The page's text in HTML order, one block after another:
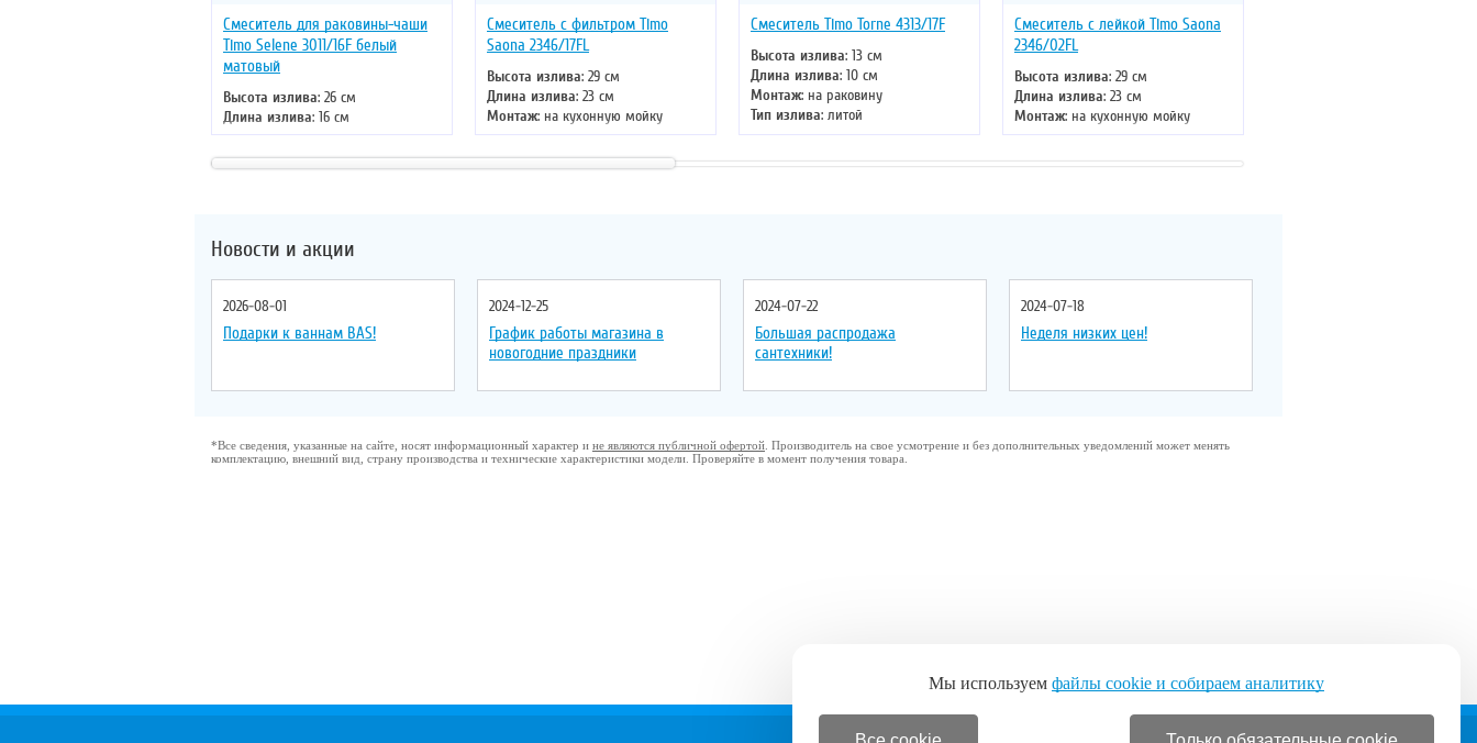
Смеситель для раковины-чаши
Timo Selene 3011/16F белый
матовый
Высота излива: 26 см
Длина излива: 16 см
Монтаж: на раковину
Тип излива: литой
Смеситель с фильтром Timo
Saona 2346/17FL
Высота излива: 29 см
Длина излива: 23 см
Монтаж: на кухонную мойку
Тип излива: поворотный
Управление: однорычажное
Цвет смесителя: золото
Смеситель Timo Torne 4313/17F
Высота излива: 13 см
Длина излива: 10 см
Монтаж: на раковину
Тип излива: литой
Управление: однорычажное
Смеситель с лейкой Timo Saona
2346/02FL
Высота излива: 29 см
Длина излива: 23 см
Монтаж: на кухонную мойку
Тип излива: поворотный
Новости и акции
2026-08-01
Подарки к ваннам BAS!
2024-12-25
График работы магазина в
новогодние праздники
2024-07-22
Большая распродажа
сантехники!
2024-07-18
Неделя низких цен!
*Все сведения, указанные на сайте, носят информационный характер и не являются публичной офертой . Производитель на свое усмотрение и без дополнительных уведомлений может менять
комплектацию, внешний вид, страну производства и технические характеристики модели. Проверяйте в момент получения товара.
Мы используем файлы cookie и собираем аналитику